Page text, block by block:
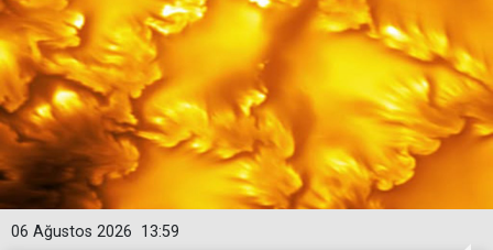
13:59
06 Ağustos 2026